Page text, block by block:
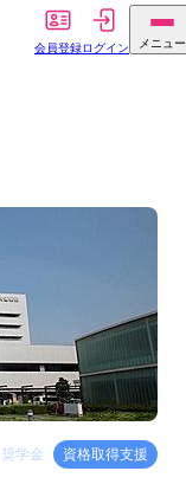
会員登録ログイン メニュー
奨学金
資格取得支援